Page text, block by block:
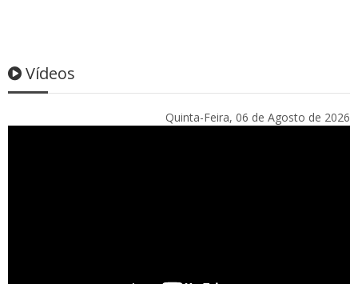
Vídeos
Quinta-Feira, 06 de Agosto de 2026